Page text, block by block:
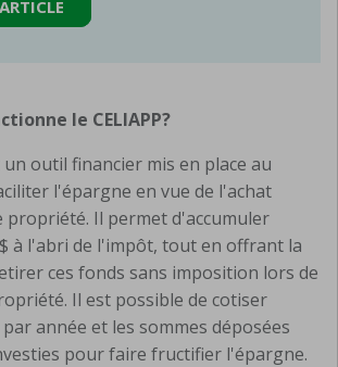
le CELIAPP?
un outil financier mis en place au
l'épargne en vue de l'achat
propriété. Il permet d'accumuler
à l'abri de l'impôt, tout en offrant la
ces fonds sans imposition lors de
Il est possible de cotiser
année et les sommes déposées
pour faire fructifier l'épargne.